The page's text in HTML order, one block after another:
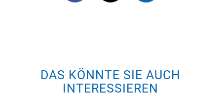
DAS KÖNNTE SIE AUCH
INTERESSIEREN